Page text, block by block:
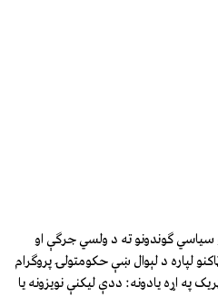
ګوندونو ته د ولسي جرګې او
لپاره د لېوال ښې حکومتولۍ پروګرام
په اړه يادونه: ددې ليکنې نويزونه يا